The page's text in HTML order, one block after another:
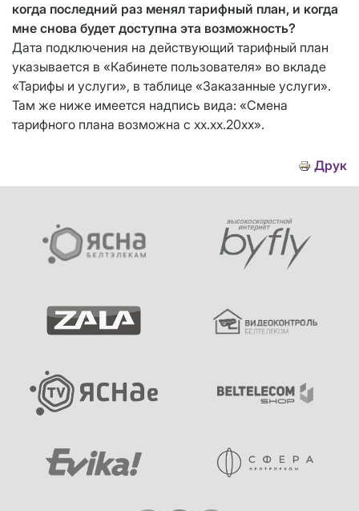
когда последний раз менял тарифный план, и когда
мне снова будет доступна эта возможность?
Дата подключения на действующий тарифный план
указывается в «Кабинете пользователя» во вкладе
«Тарифы и услуги», в таблице «Заказанные услуги».
Там же ниже имеется надпись вида: «Смена
тарифного плана возможна с хх.хх.20хх».
Друк